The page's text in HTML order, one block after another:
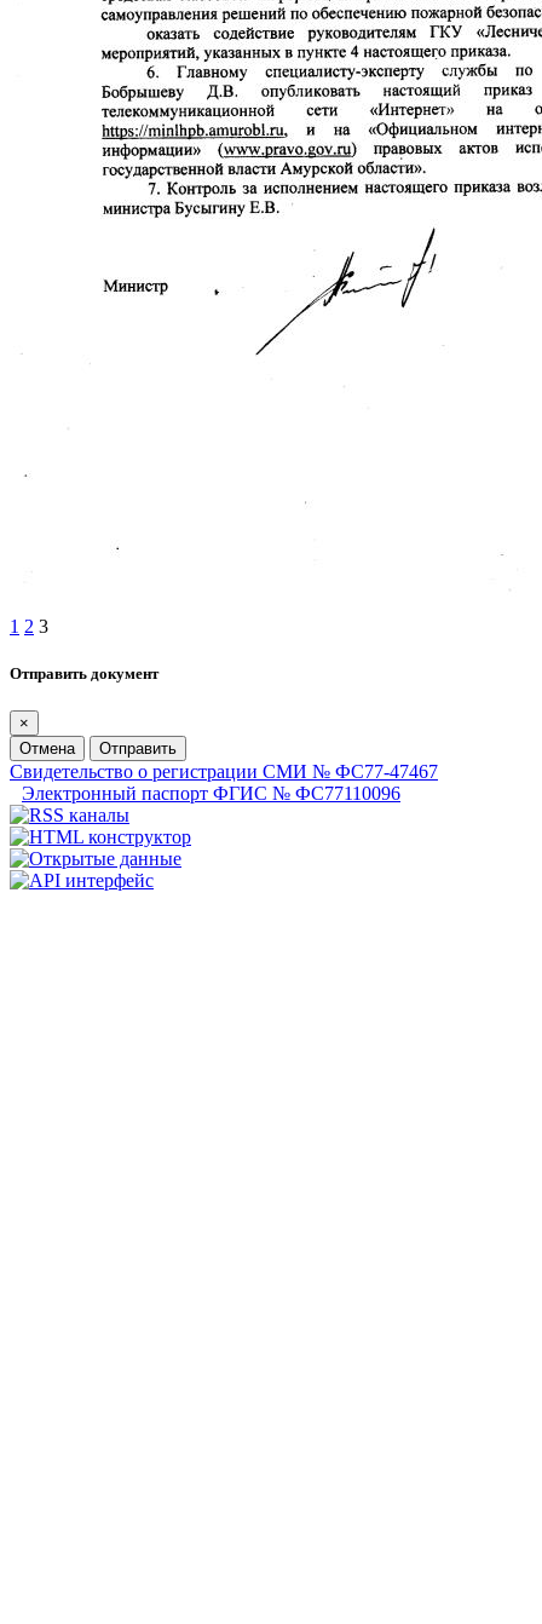
1 2 3
Отправить документ
×
Отмена
Отправить
Свидетельство о регистрации СМИ № ФС77-47467
Электронный паспорт ФГИС № ФС77110096